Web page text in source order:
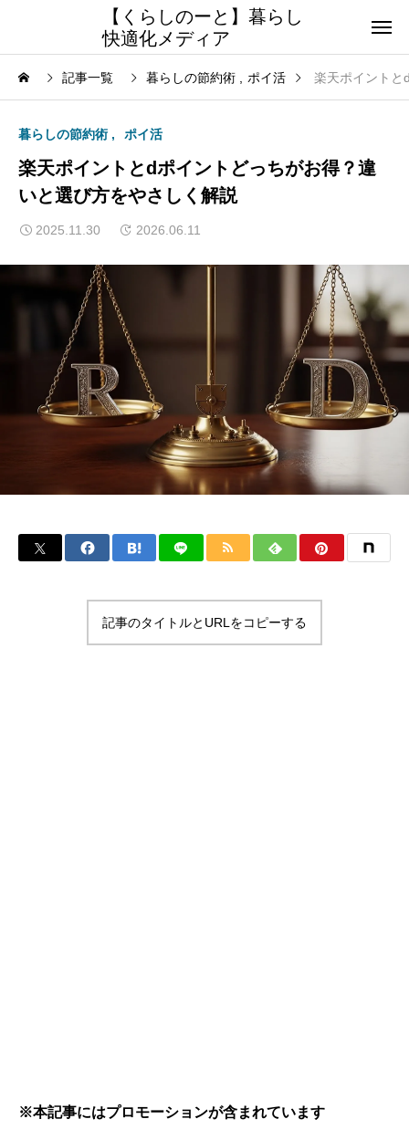
【くらしのーと】暮らし
快適化メディア
記事一覧 暮らしの節約術 ポイ活 楽天ポイントと
暮らしの節約術 ポイ活
楽天ポイントとdポイントどっちがお得？違
いと選び方をやさしく解説
2025.11.30 2026.06.11
記事のタイトルとURLをコピーする
※本記事にはプロモーションが含まれています